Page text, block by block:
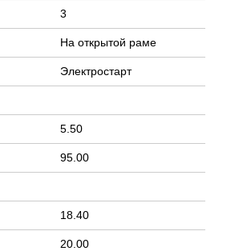
3
На открытой раме
Электростарт
5.50
95.00
18.40
20.00